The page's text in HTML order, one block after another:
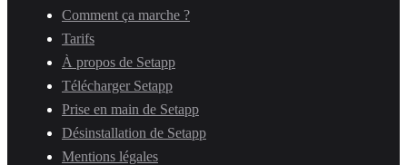
Comment ça marche ?
Tarifs
À propos de Setapp
Télécharger Setapp
Prise en main de Setapp
Désinstallation de Setapp
Mentions légales